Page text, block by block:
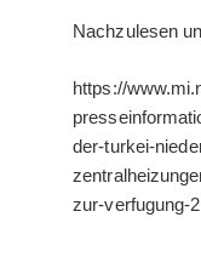
Nachzulesen
https://
der-turkei-
zur-verfugung-